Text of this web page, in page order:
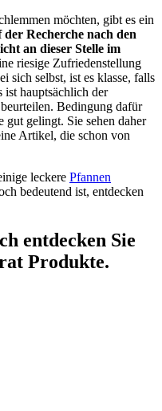
möchten, gibt es ein
der Recherche nach den
an dieser Stelle im
riesige Zufriedenstellung
sich selbst, ist es klasse, falls
hauptsächlich der
Bedingung dafür
gut gelingt. Sie sehen daher
Artikel, die schon von
leckere Pfannen
bedeutend ist, entdecken
entdecken Sie
Produkte.